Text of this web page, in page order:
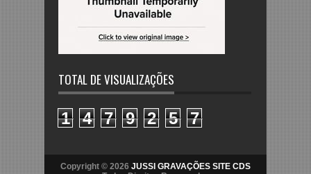
TOTAL DE VISUALIZAÇÕES
1 4 7 9 2 5 7
Copyright © 2026 JUSSI GRAVAÇÕES SITE CDS